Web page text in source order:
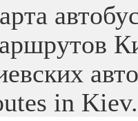
in